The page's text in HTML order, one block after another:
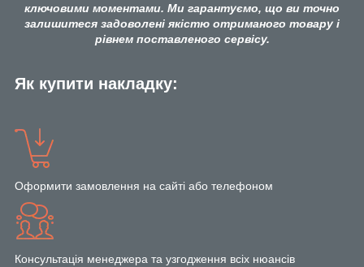
ключовими моментами. Ми гарантуємо, що ви точно
залишитеся задоволені якістю отриманого товару і
рівнем поставленого сервісу.
Як купити накладку:
Оформити замовлення на сайті або телефоном
Консультація менеджера та узгодження всіх нюансів